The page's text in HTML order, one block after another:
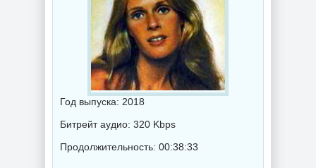
Год выпуска: 2018
Битрейт аудио: 320 Kbps
Продолжительность: 00:38:33